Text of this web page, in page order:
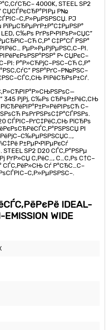
4000K, STEEL SP2
СЏСЃРєСЂР°РІРµ Р№
РЈ
РїРµСЂРµРґР±Р°С‡РµРЅР°
LED, С‰Рѕ РґРѕР·РІРѕР»СЏС”
С‚Р° С‡Р°СЃ РЅР°
РµР»РµРјРµРЅС‚С–РІ.
Р· СЏРєС–
Р°Р»СЋРјС–РЅС–СЋ С‚Р°
РЅР°РґС–Р№РЅС–
РІРёСЂРѕР±Сѓ.
345 РјРј, С‰Рѕ СЂРѕР±РёС‚СЊ
С–
РѕРґРЅРѕС‡Р°СЃРЅРѕ.
СЃРІС–РґС‡РёС‚СЊ РїСЂРѕ
РІ
Р±РµР·РїРµРєСѓ
SP2 D20 СЃС‚Р°РЅРµ
РґР»СЏ С‚РёС…, С…С‚Рѕ С†С–
СЃС‚РёР»СЊ Сѓ Р°СЂС…С–
IDEAL-
WIDE